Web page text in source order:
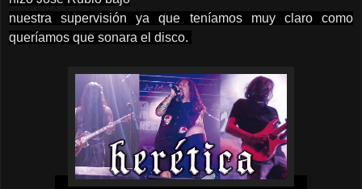
nuestra supervisión ya que teníamos muy claro como
queríamos que sonara el disco.